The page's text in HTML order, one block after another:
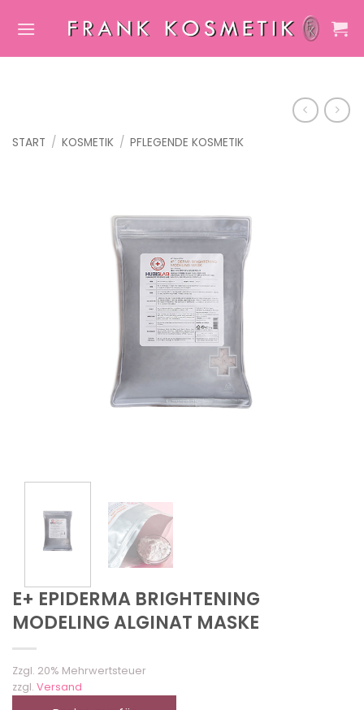
Inhalt
START / KOSMETIK / PFLEGENDE KOSMETIK
E+ EPIDERMA BRIGHTENING
MODELING ALGINAT MASKE
Zzgl. 20% Mehrwertsteuer
zzgl. Versand